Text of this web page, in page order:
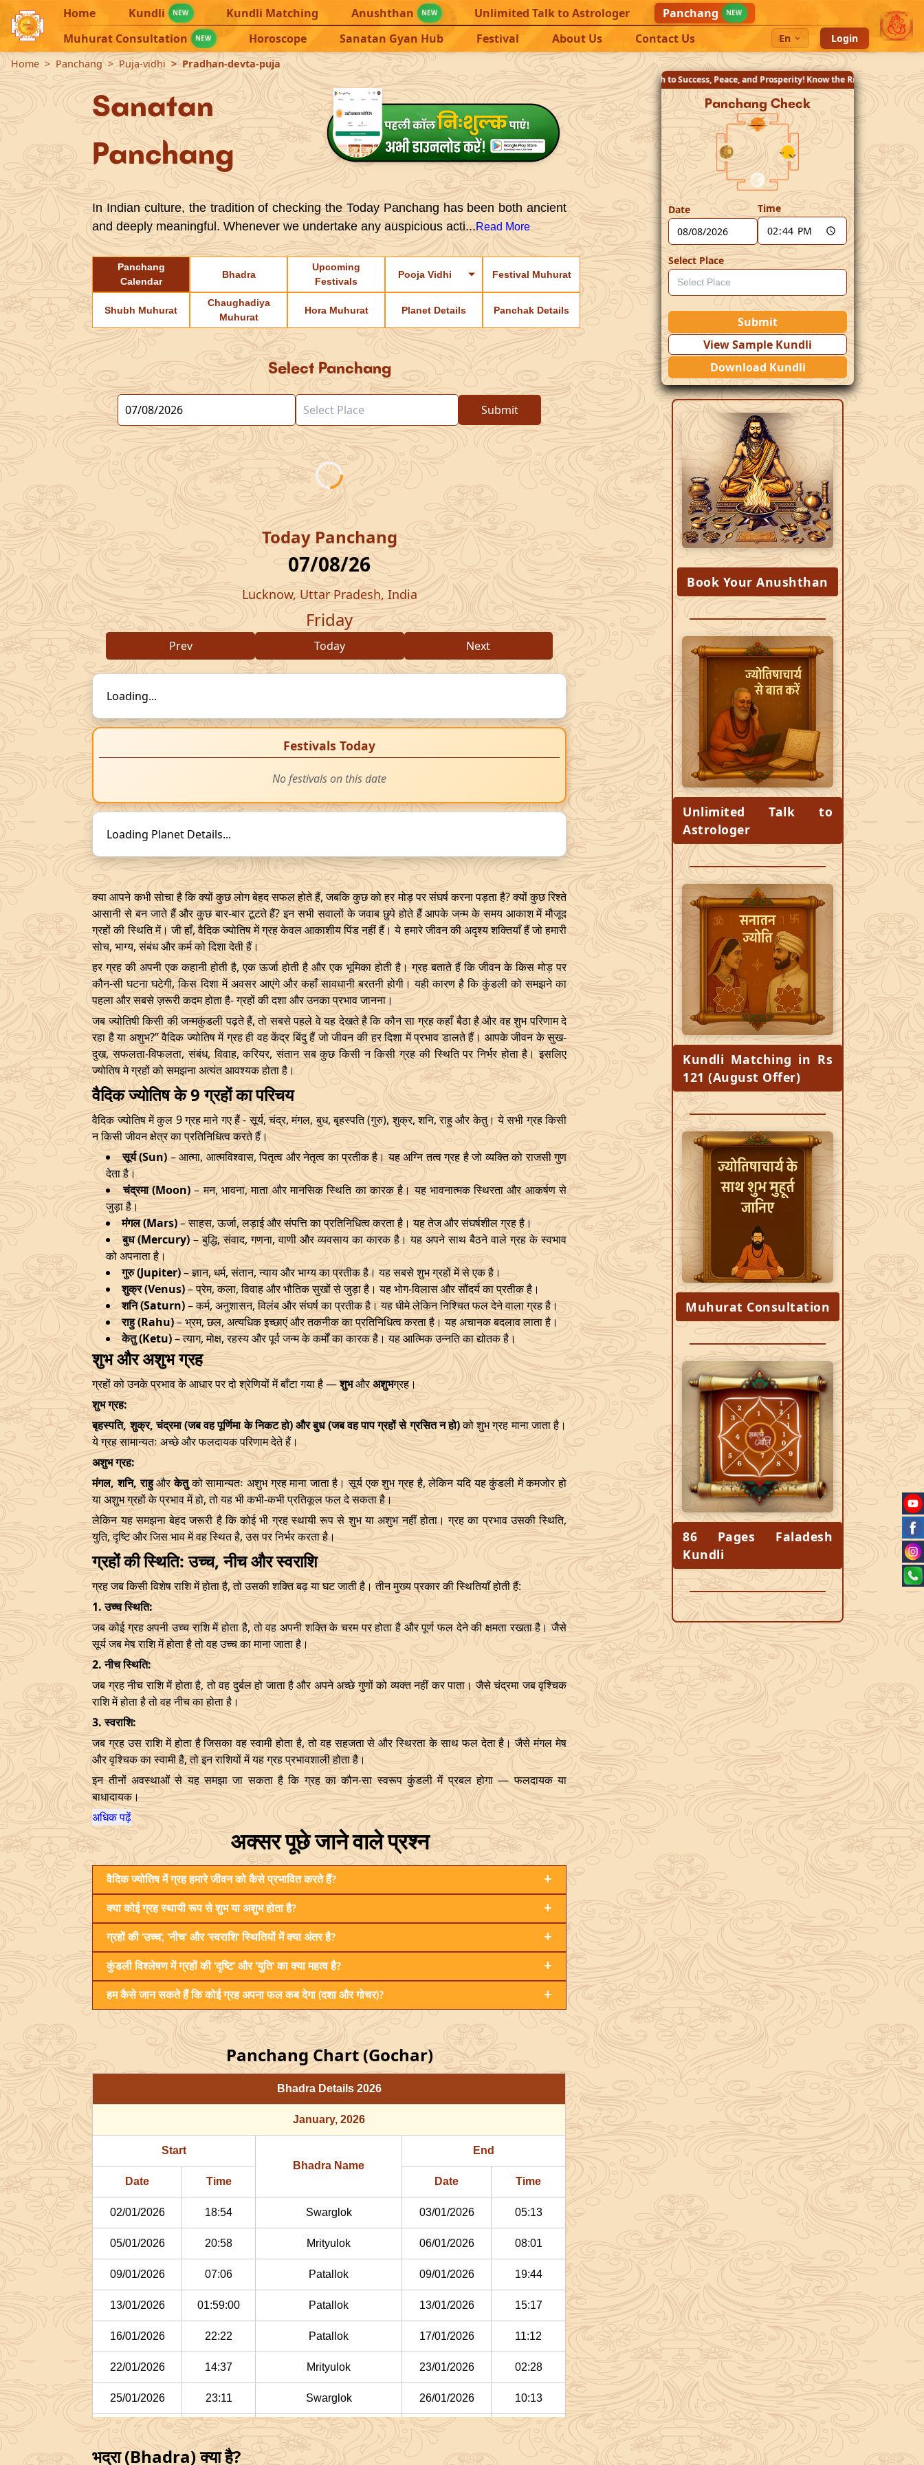
Home Kundli NEW Kundli Matching Anushthan NEW Unlimited Talk to Astrologer Panchang NEW
Muhurat Consultation NEW Horoscope Sanatan Gyan Hub Festival About Us Contact Us En
Login
Home
Panchang Puja-vidhi Pradhan-devta-puja
Sanatan
Panchang
In Indian culture, the tradition of checking the Today Panchang has been both ancient
and deeply meaningful. Whenever we undertake any auspicious acti...Read More
Panchang
Calendar
Bhadra
Upcoming
Festivals
Pooja Vidhi Festival Muhurat
Shubh Muhurat
Chaughadiya
Muhurat
Hora Muhurat Planet Details Panchak Details
Select Panchang
Submit
Today Panchang
07/08/26
Lucknow, Uttar Pradesh, India
Friday
Prev Today Next
Loading...
Festivals Today
No festivals on this date
Loading Planet Details...
क्या आपने कभी सोचा है कि क्यों कुछ लोग बेहद सफल होते हैं, जबकि कुछ को हर मोड़ पर संघर्ष करना पड़ता है? क्यों कुछ रिश्ते
आसानी से बन जाते हैं और कुछ बार-बार टूटते हैं? इन सभी सवालों के जवाब छुपे होते हैं आपके जन्म के समय आकाश में मौजूद
ग्रहों की स्थिति में। जी हाँ, वैदिक ज्योतिष में ग्रह केवल आकाशीय पिंड नहीं हैं। ये हमारे जीवन की अदृश्य शक्तियाँ हैं जो हमारी
सोच, भाग्य, संबंध और कर्म को दिशा देती हैं।
हर ग्रह की अपनी एक कहानी होती है, एक ऊर्जा होती है और एक भूमिका होती है। ग्रह बताते हैं कि जीवन के किस मोड़ पर
कौन-सी घटना घटेगी, किस दिशा में अवसर आएंगे और कहाँ सावधानी बरतनी होगी। यही कारण है कि कुंडली को समझने का
पहला और सबसे ज़रूरी कदम होता है- ग्रहों की दशा और उनका प्रभाव जानना।
जब ज्योतिषी किसी की जन्मकुंडली पढ़ते हैं, तो सबसे पहले वे यह देखते है कि कौन सा ग्रह कहाँ बैठा है और वह शुभ परिणाम दे
रहा है या अशुभ?” वैदिक ज्योतिष में ग्रह ही वह केंद्र बिंदु हैं जो जीवन की हर दिशा में प्रभाव डालते हैं। आपके जीवन के सुख-
दुख, सफलता-विफलता, संबंध, विवाह, करियर, संतान सब कुछ किसी न किसी ग्रह की स्थिति पर निर्भर होता है। इसलिए
ज्योतिष मे ग्रहों को समझना अत्यंत आवश्यक होता है।
वैदिक ज्योतिष के 9 ग्रहों का परिचय
वैदिक ज्योतिष में कुल 9 ग्रह माने गए हैं - सूर्य, चंद्र, मंगल, बुध, बृहस्पति (गुरु), शुक्र, शनि, राहु और केतु। ये सभी ग्रह किसी
न किसी जीवन क्षेत्र का प्रतिनिधित्व करते हैं।
सूर्य (Sun)– आत्मा, आत्मविश्वास, पितृत्व और नेतृत्व का प्रतीक है। यह अग्नि तत्व ग्रह है जो व्यक्ति को राजसी गुण
देता है।
चंद्रमा (Moon)– मन, भावना, माता और मानसिक स्थिति का कारक है। यह भावनात्मक स्थिरता और आकर्षण से
जुड़ा है।
मंगल (Mars)– साहस, ऊर्जा, लड़ाई और संपत्ति का प्रतिनिधित्व करता है। यह तेज और संघर्षशील ग्रह है।
बुध (Mercury)– बुद्धि, संवाद, गणना, वाणी और व्यवसाय का कारक है। यह अपने साथ बैठने वाले ग्रह के स्वभाव
को अपनाता है।
गुरु (Jupiter)– ज्ञान, धर्म, संतान, न्याय और भाग्य का प्रतीक है। यह सबसे शुभ ग्रहों में से एक है।
शुक्र (Venus)– प्रेम, कला, विवाह और भौतिक सुखों से जुड़ा है। यह भोग-विलास और सौंदर्य का प्रतीक है।
शनि (Saturn)– कर्म, अनुशासन, विलंब और संघर्ष का प्रतीक है। यह धीमे लेकिन निश्चित फल देने वाला ग्रह है।
राहु (Rahu)– भ्रम, छल, अत्यधिक इच्छाएं और तकनीक का प्रतिनिधित्व करता है। यह अचानक बदलाव लाता है।
केतु (Ketu)– त्याग, मोक्ष, रहस्य और पूर्व जन्म के कर्मों का कारक है। यह आत्मिक उन्नति का द्योतक है।
शुभ और अशुभ ग्रह
ग्रहों को उनके प्रभाव के आधार पर दो श्रेणियों में बाँटा गया है —शुभऔरअशुभग्रह।
शुभ ग्रह:
बृहस्पति, शुक्र, चंद्रमा (जब वह पूर्णिमा के निकट हो) और बुध (जब वह पाप ग्रहों से ग्रसित न हो)को शुभ ग्रह माना जाता है।
ये ग्रह सामान्यतः अच्छे और फलदायक परिणाम देते हैं।
अशुभ ग्रह:
मंगल, शनि, राहुऔरकेतुको सामान्यतः अशुभ ग्रह माना जाता है। सूर्य एक शुभ ग्रह है, लेकिन यदि यह कुंडली में कमजोर हो
या अशुभ ग्रहों के प्रभाव में हो, तो यह भी कभी-कभी प्रतिकूल फल दे सकता है।
लेकिन यह समझना बेहद जरूरी है कि कोई भी ग्रह स्थायी रूप से शुभ या अशुभ नहीं होता। ग्रह का प्रभाव उसकी स्थिति,
युति, दृष्टि और जिस भाव में वह स्थित है, उस पर निर्भर करता है।
ग्रहों की स्थिति: उच्च, नीच और स्वराशि
ग्रह जब किसी विशेष राशि में होता है, तो उसकी शक्ति बढ़ या घट जाती है। तीन मुख्य प्रकार की स्थितियाँ होती हैं:
1. उच्च स्थिति:
जब कोई ग्रह अपनी उच्च राशि में होता है, तो वह अपनी शक्ति के चरम पर होता है और पूर्ण फल देने की क्षमता रखता है। जैसे
सूर्य जब मेष राशि में होता है तो वह उच्च का माना जाता है।
2. नीच स्थिति:
जब ग्रह नीच राशि में होता है, तो वह दुर्बल हो जाता है और अपने अच्छे गुणों को व्यक्त नहीं कर पाता। जैसे चंद्रमा जब वृश्चिक
राशि में होता है तो वह नीच का होता है।
3. स्वराशि:
जब ग्रह उस राशि में होता है जिसका वह स्वामी होता है, तो वह सहजता से और स्थिरता के साथ फल देता है। जैसे मंगल मेष
और वृश्चिक का स्वामी है, तो इन राशियों में यह ग्रह प्रभावशाली होता है।
इन तीनों अवस्थाओं से यह समझा जा सकता है कि ग्रह का कौन-सा स्वरूप कुंडली में प्रबल होगा — फलदायक या
बाधादायक।
अधिक पढ़ें
अक्सर पूछे जाने वाले प्रश्न
वैदिक ज्योतिष में ग्रह हमारे जीवन को कैसे प्रभावित करते हैं? +
क्या कोई ग्रह स्थायी रूप से शुभ या अशुभ होता है? +
ग्रहों की 'उच्च', 'नीच' और 'स्वराशि' स्थितियों में क्या अंतर है? +
कुंडली विश्लेषण में ग्रहों की 'दृष्टि' और 'युति' का क्या महत्व है? +
हम कैसे जान सकते हैं कि कोई ग्रह अपना फल कब देगा (दशा और गोचर)? +
Panchang Chart (Gochar)
Bhadra Details2026
January, 2026
Start
Bhadra Name
End
Date Time Date Time
02/01/2026 18:54 Swarglok 03/01/2026 05:13
05/01/2026 20:58 Mrityulok 06/01/2026 08:01
09/01/2026 07:06 Patallok 09/01/2026 19:44
13/01/2026 01:59:00 Patallok 13/01/2026 15:17
16/01/2026 22:22 Patallok 17/01/2026 11:12
22/01/2026 14:37 Mrityulok 23/01/2026 02:28
25/01/2026 23:11 Swarglok 26/01/2026 10:13
29/01/2026 03:15:00 Swarglok 29/01/2026 13:55
February , 2026
भद्रा (Bhadra) क्या है?
Rituals: The Path to Success, Peace, and Prosperity! Know the Right Ritual for You!
Panchang Check
Date Time
Select Place
Submit
View Sample Kundli
Download Kundli
Book Your Anushthan
Unlimited Talk to
Astrologer
Kundli Matching in Rs
121 (August Offer)
Muhurat Consultation
86 Pages Faladesh
Kundli